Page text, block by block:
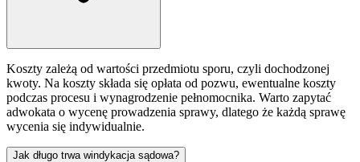
Koszty zależą od wartości przedmiotu sporu, czyli dochodzonej
kwoty. Na koszty składa się opłata od pozwu, ewentualne koszty
podczas procesu i wynagrodzenie pełnomocnika. Warto zapytać
adwokata o wycenę prowadzenia sprawy, dlatego że każdą sprawę
wycenia się indywidualnie.
Jak długo trwa windykacja sądowa?